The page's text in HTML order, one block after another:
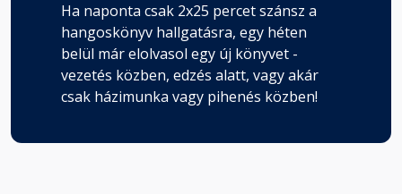
Ha naponta csak 2x25 percet szánsz a
hangoskönyv hallgatásra, egy héten
belül már elolvasol egy új könyvet -
vezetés közben, edzés alatt, vagy akár
csak házimunka vagy pihenés közben!